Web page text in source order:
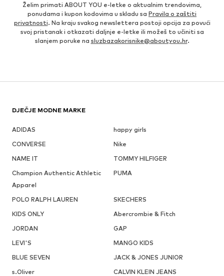
Želim primati ABOUT YOU e-letke o aktualnim trendovima,
ponudama i kupon kodovima u skladu sa Pravila o zaštiti
privatnosti. Na kraju svakog newslettera postoji opcija za povući
svoj pristanak i otkazati daljnje e-letke ili možeš to učiniti sa
slanjem poruke na sluzbazakorisnike@aboutyou.hr.
DJEČJE MODNE MARKE
ADIDAS
happy girls
CONVERSE
Nike
NAME IT
TOMMY HILFIGER
Champion Authentic Athletic
Apparel
PUMA
POLO RALPH LAUREN
SKECHERS
KIDS ONLY
Abercrombie & Fitch
JORDAN
GAP
LEVI'S
MANGO KIDS
BLUE SEVEN
JACK & JONES JUNIOR
s.Oliver
CALVIN KLEIN JEANS